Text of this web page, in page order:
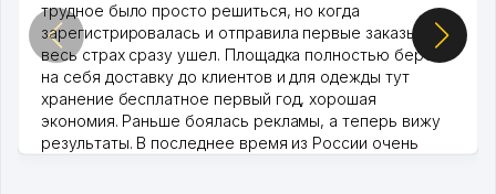
трудное было просто решиться, но когда
зарегистрировалась и отправила первые заказы,
весь страх сразу ушел. Площадка полностью берет
на себя доставку до клиентов и для одежды тут
хранение бесплатное первый год, хорошая
экономия. Раньше боялась рекламы, а теперь вижу
результаты. В последнее время из России очень